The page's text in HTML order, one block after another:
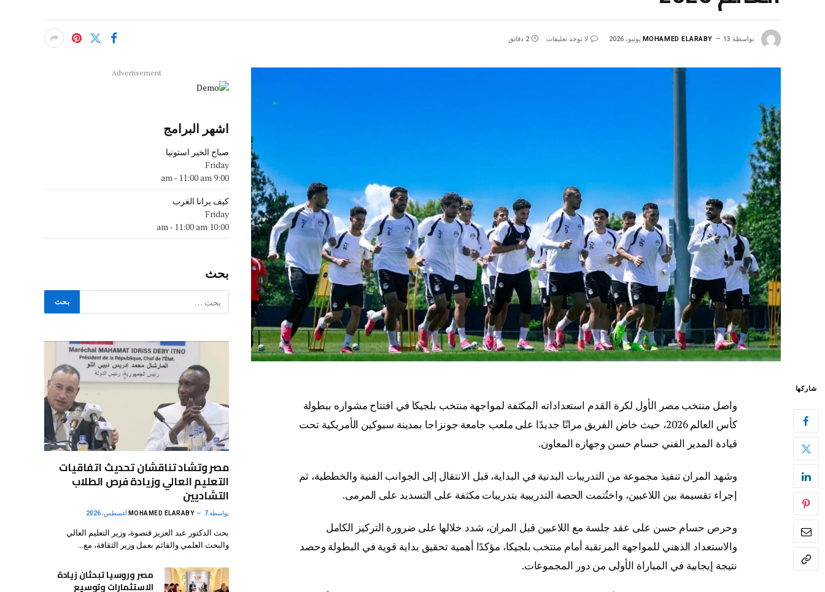
بواسطة MOHAMED ELARABY 13 يونيو، 2026 لا توجد تعليقات 2 دقائق
شاركها
واصل منتخب مصر الأول لكرة القدم استعداداته المكثفة لمواجهة منتخب بلجيكا في افتتاح مشواره ببطولة
كأس العالم 2026، حيث خاض الفريق مرانًا جديدًا على ملعب جامعة جونزاجا بمدينة سبوكين الأمريكية تحت
قيادة المدير الفني حسام حسن وجهازه المعاون.
وشهد المران تنفيذ مجموعة من التدريبات البدنية في البداية، قبل الانتقال إلى الجوانب الفنية والخططية، ثم
إجراء تقسيمة بين اللاعبين، واختُتمت الحصة التدريبية بتدريبات مكثفة على التسديد على المرمى.
وحرص حسام حسن على عقد جلسة مع اللاعبين قبل المران، شدد خلالها على ضرورة التركيز الكامل
والاستعداد الذهني للمواجهة المرتقبة أمام منتخب بلجيكا، مؤكدًا أهمية تحقيق بداية قوية في البطولة وحصد
نتيجة إيجابية في المباراة الأولى من دور المجموعات.
Advertisement
اشهر البرامج
صباح الخير استونيا
Friday
9:00 am
- 11:00 am
كيف يرانا الغرب
Friday
10:00 am
- 11:00 am
بحث
مصر وتشاد تناقشان تحديث اتفاقيات
التعليم العالي وزيادة فرص الطلاب
التشاديين
بواسطة MOHAMED ELARABY 7 أغسطس، 2026
بحث الدكتور عبد العزيز قنصوة، وزير التعليم العالي
والبحث العلمي والقائم بعمل وزير الثقافة، مع…
مصر وروسيا تبحثان زيادة
الاستثمارات وتوسيع